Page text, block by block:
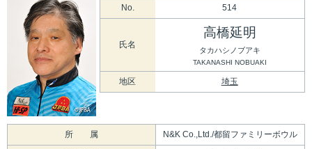
No. 514
氏名
高橋延明
タカハシノブアキ
TAKANASHI NOBUAKI
地区 埼玉
所 属 N&K Co.,Ltd./都留ファミリーボウル